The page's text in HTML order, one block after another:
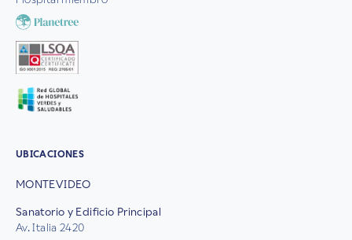
UBICACIONES
MONTEVIDEO
Sanatorio y Edificio Principal
Av. Italia 2420